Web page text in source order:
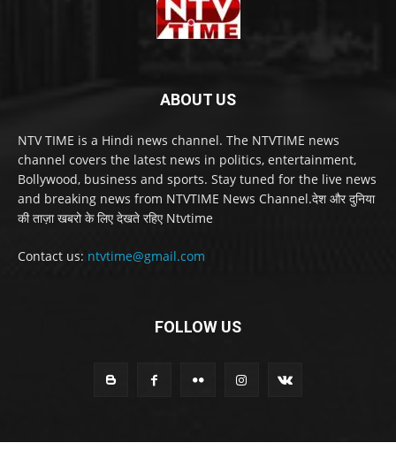
ABOUT US
NTV TIME is a Hindi news channel. The NTVTIME news
channel covers the latest news in politics, entertainment,
Bollywood, business and sports. Stay tuned for the live news
and breaking news from NTVTIME News Channel.देश और दुनिया
की ताज़ा खबरो के लिए देखते रहिए Ntvtime
Contact us: ntvtime@gmail.com
FOLLOW US